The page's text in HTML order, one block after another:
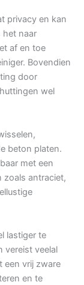
privacy en kan
het naar
af en toe
Bovendien
door
wel
beton platen.
met een
zoals antraciet,
lastiger te
vereist veelal
een vrij zware
en te